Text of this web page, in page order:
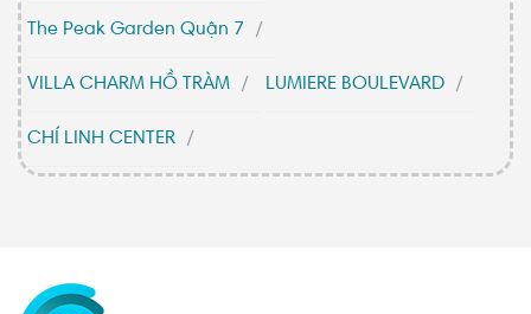
The Peak Garden Quận 7
VILLA CHARM HỒ TRÀM LUMIERE BOULEVARD
CHÍ LINH CENTER